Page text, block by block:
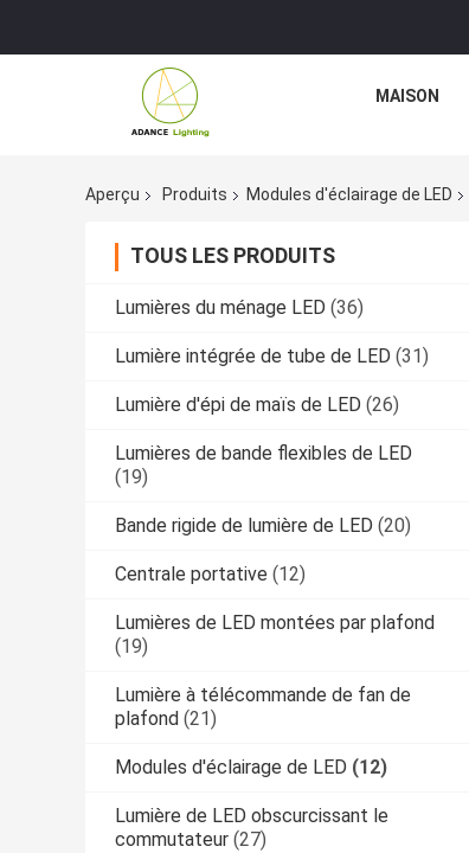
MAISON
Aperçu Produits Modules d'éclairage de LED
TOUS LES PRODUITS
Lumières du ménage LED (36)
Lumière intégrée de tube de LED (31)
Lumière d'épi de maïs de LED (26)
Lumières de bande flexibles de LED
(19)
Bande rigide de lumière de LED (20)
Centrale portative (12)
Lumières de LED montées par plafond
(19)
Lumière à télécommande de fan de
plafond (21)
Modules d'éclairage de LED (12)
Lumière de LED obscurcissant le
commutateur (27)